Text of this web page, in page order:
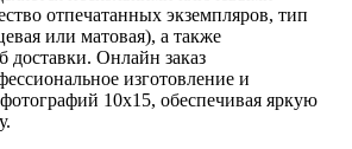
отпечатанных экземпляров, тип
или матовая), а также
доставки. Онлайн заказ
изготовление и
10х15, обеспечивая яркую